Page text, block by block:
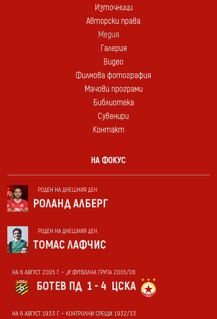
Източници
Авторски права
Медия
Галерия
Видео
Филмова фотография
Мачови програми
Библиотека
Сувенири
Контакт
НА ФОКУС
РОДЕН НА ДНЕШНИЯ ДЕН
РОЛАНД АЛБЕРГ
РОДЕН НА ДНЕШНИЯ ДЕН
ТОМАС ЛАФЧИС
НА 6 АВГУСТ 2005 Г. — „А“ ФУТБОЛНА ГРУПА 2005/06
БОТЕВ ПД 1 - 4 ЦСКА
НА 6 АВГУСТ 1933 Г. — КОНТРОЛНИ СРЕЩИ 1932/33